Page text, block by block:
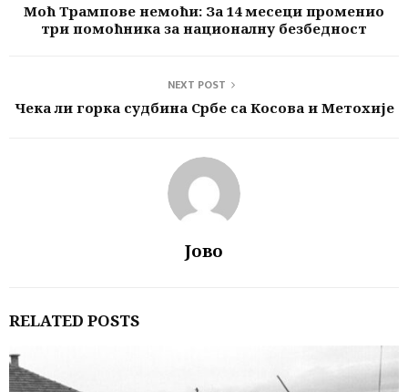
Моћ Трампове немоћи: За 14 месеци променио
три помоћника за националну безбедност
NEXT POST
Чека ли горка судбина Србе са Косова и Метохије
Јово
RELATED POSTS